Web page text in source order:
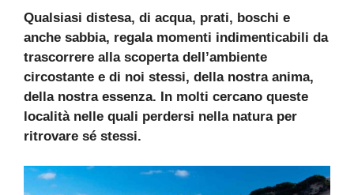
Qualsiasi distesa, di acqua, prati, boschi e
anche sabbia, regala momenti indimenticabili da
trascorrere alla scoperta dell’ambiente
circostante e di noi stessi, della nostra anima,
della nostra essenza. In molti cercano queste
località nelle quali perdersi nella natura per
ritrovare sé stessi.